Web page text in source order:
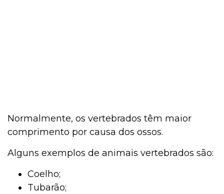
Normalmente, os vertebrados têm maior
comprimento por causa dos ossos.
Alguns exemplos de animais vertebrados são:
Coelho;
Tubarão;